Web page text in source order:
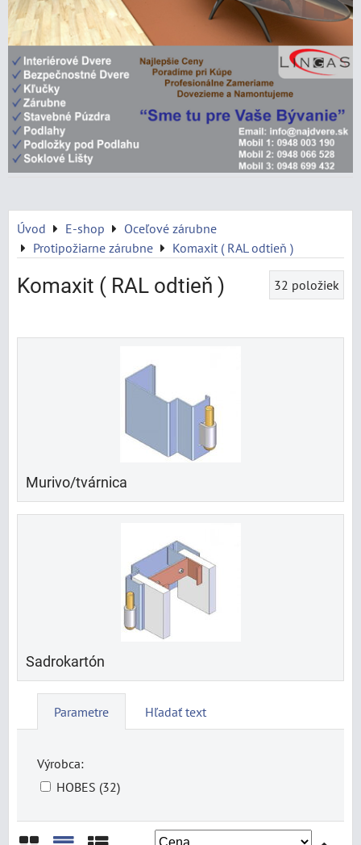
Úvod E-shop
Oceľové zárubne
Protipožiarne zárubne
Komaxit ( RAL odtieň )
Komaxit ( RAL odtieň ) 32 položiek
Murivo/tvárnica
Sadrokartón
Parametre Hľadať text
Výrobca:
HOBES (32)